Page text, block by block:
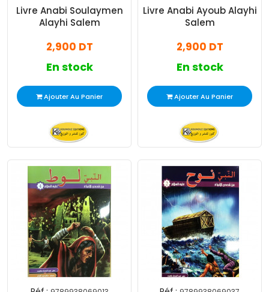
Livre Anabi Soulaymen
Alayhi Salem
2,900 DT
En stock
Ajouter Au Panier
Livre Anabi Ayoub Alayhi
Salem
2,900 DT
En stock
Ajouter Au Panier